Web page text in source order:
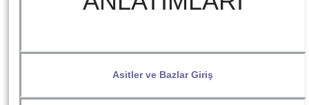
Asitler ve Bazlar Giriş